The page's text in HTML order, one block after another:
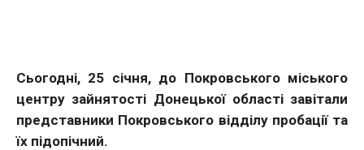
Сьогодні, 25 січня, до Покровського міського
центру зайнятості Донецької області завітали
представники Покровського відділу пробації та
їх підопічний.